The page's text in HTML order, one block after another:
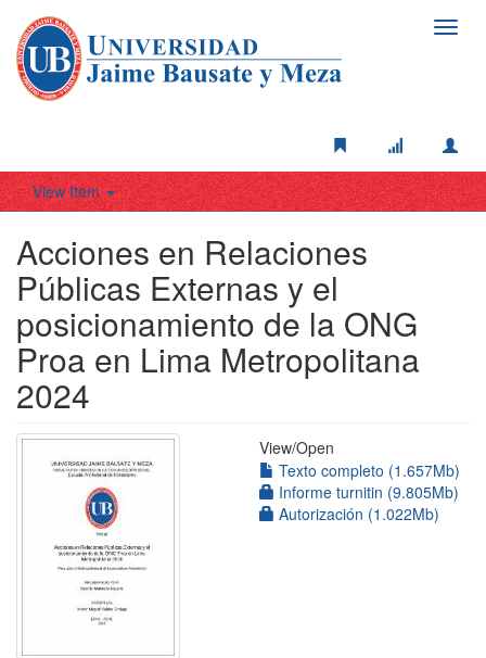
View Item
Acciones en Relaciones
Públicas Externas y el
posicionamiento de la ONG
Proa en Lima Metropolitana
2024
View/Open
Texto completo (1.657Mb)
Informe turnitin (9.805Mb)
Autorización (1.022Mb)